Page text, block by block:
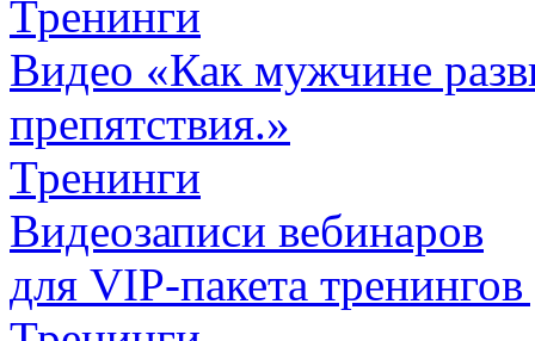
Тренинги
Видео «Как мужчине
препятствия.»
Тренинги
Видеозаписи вебинаров
для VIP-пакета